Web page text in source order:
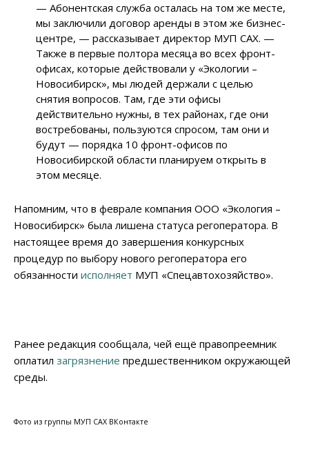
— Абонентская служба осталась на том же месте,
мы заключили договор аренды в этом же бизнес-
центре, — рассказывает директор МУП САХ. —
Также в первые полтора месяца во всех фронт-
офисах, которые действовали у «Экологии –
Новосибирск», мы людей держали с целью
снятия вопросов. Там, где эти офисы
действительно нужны, в тех районах, где они
востребованы, пользуются спросом, там они и
будут — порядка 10 фронт-офисов по
Новосибирской области планируем открыть в
этом месяце.
Напомним, что в феврале компания ООО «Экология –
Новосибирск» была лишена статуса регоператора. В
настоящее время до завершения конкурсных
процедур по выбору нового регоператора его
обязанности исполняет МУП «Спецавтохозяйство».
Ранее редакция сообщала, чей ещё правопреемник
оплатил загрязнение предшественником окружающей
среды.
Фото из группы МУП САХ ВКонтакте